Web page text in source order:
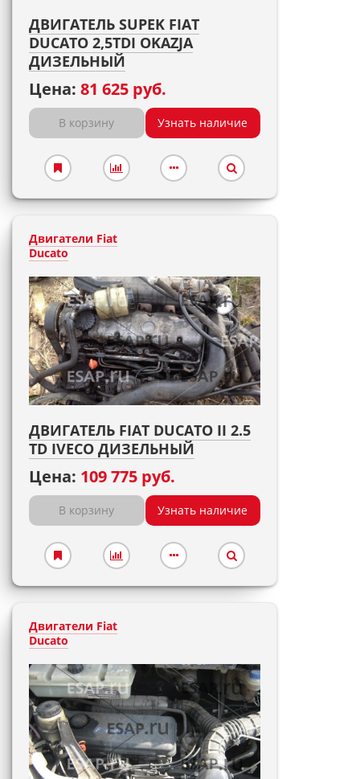
ДВИГАТЕЛЬ SUPEK FIAT
DUCATO 2,5TDI OKAZJA
ДИЗЕЛЬНЫЙ
Цена: 81 625 руб.
В корзину Узнать наличие
Двигатели Fiat
Ducato
ДВИГАТЕЛЬ FIAT DUCATO II 2.5
TD IVECO ДИЗЕЛЬНЫЙ
Цена: 109 775 руб.
В корзину Узнать наличие
Двигатели Fiat
Ducato